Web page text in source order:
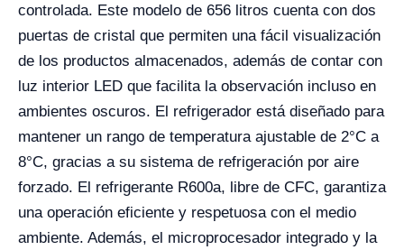
controlada. Este modelo de 656 litros cuenta con dos
puertas de cristal que permiten una fácil visualización
de los productos almacenados, además de contar con
luz interior LED que facilita la observación incluso en
ambientes oscuros. El refrigerador está diseñado para
mantener un rango de temperatura ajustable de 2°C a
8°C, gracias a su sistema de refrigeración por aire
forzado. El refrigerante R600a, libre de CFC, garantiza
una operación eficiente y respetuosa con el medio
ambiente. Además, el microprocesador integrado y la